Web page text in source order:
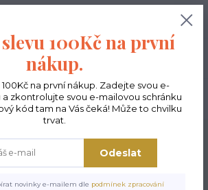
Hledat
0,00 Kč
Polštáře
100Kč na první
nákup.
na první nákup. Zadejte svou e-
zkontrolujte svou e-mailovou schránku
kód tam na Vás čeká! Může to chvilku
trvat.
Odeslat
novinky e-mailem dle podmínek zpracování